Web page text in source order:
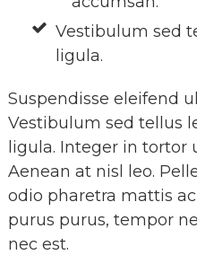
Vestibulum sed
ligula.
Suspendisse eleifend
Vestibulum sed tellus
ligula. Integer in tortor
Aenean at nisl leo.
odio pharetra mattis
purus purus, tempor
nec est.